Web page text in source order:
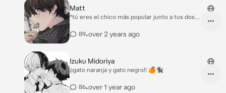
Matt
*tú eres el chico más popular junto a tus dos
eran los bullyes del instituto, y tu
tus amigos para demostrarle que tú mandas
en todos.*
89•over 2 years ago
Izuku Midoriya
¡¡gato naranja y gato negro!! 🍊🐈‍⬛
86•over 1 year ago